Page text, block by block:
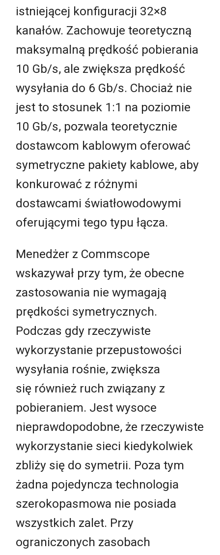
istniejącej konfiguracji 32×8
kanałów. Zachowuje teoretyczną
maksymalną prędkość pobierania
10 Gb/s, ale zwiększa prędkość
wysyłania do 6 Gb/s. Chociaż nie
jest to stosunek 1:1 na poziomie
10 Gb/s, pozwala teoretycznie
dostawcom kablowym oferować
symetryczne pakiety kablowe, aby
konkurować z różnymi
dostawcami światłowodowymi
oferującymi tego typu łącza.
Menedżer z Commscope
wskazywał przy tym, że obecne
zastosowania nie wymagają
prędkości symetrycznych.
Podczas gdy rzeczywiste
wykorzystanie przepustowości
wysyłania rośnie, zwiększa
się również ruch związany z
pobieraniem. Jest wysoce
nieprawdopodobne, że rzeczywiste
wykorzystanie sieci kiedykolwiek
zbliży się do symetrii. Poza tym
żadna pojedyncza technologia
szerokopasmowa nie posiada
wszystkich zalet. Przy
ograniczonych zasobach